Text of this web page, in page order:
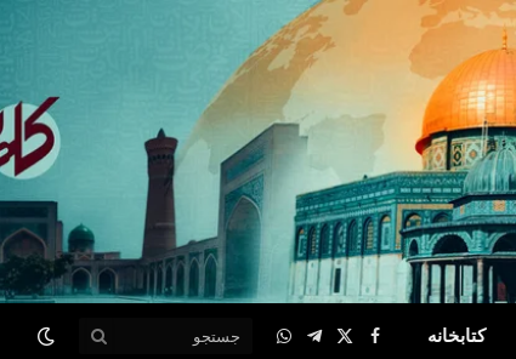
کتابخانه Facebook
X
Telegram
WhatsApp